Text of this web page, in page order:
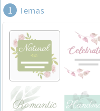
1 Temas